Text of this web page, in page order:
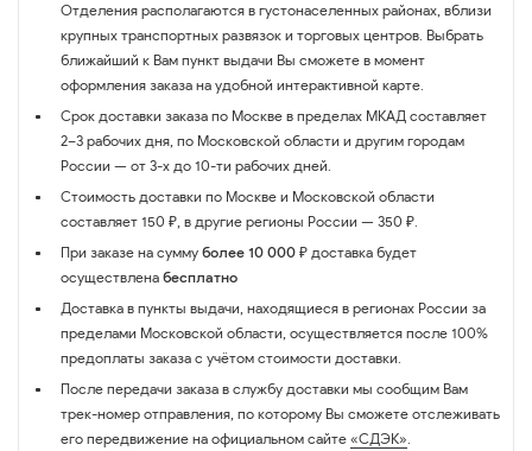
Отделения располагаются в густонаселенных районах, вблизи
крупных транспортных развязок и торговых центров. Выбрать
ближайший к Вам пункт выдачи Вы сможете в момент
оформления заказа на удобной интерактивной карте.
Срок доставки заказа по Москве в пределах МКАД составляет
2–3 рабочих дня, по Московской области и другим городам
России — от 3-х до 10-ти рабочих дней.
Стоимость доставки по Москве и Московской области
составляет 150 ₽, в другие регионы России — 350 ₽.
При заказе на сумму более 10 000 ₽ доставка будет
осуществлена бесплатно
Доставка в пункты выдачи, находящиеся в регионах России за
пределами Московской области, осуществляется после 100%
предоплаты заказа с учётом стоимости доставки.
После передачи заказа в службу доставки мы сообщим Вам
трек-номер отправления, по которому Вы сможете отслеживать
его передвижение на официальном сайте «СДЭК».